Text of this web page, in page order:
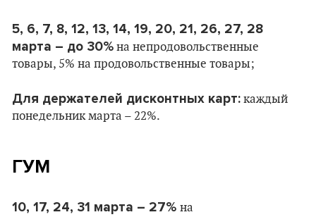
5, 6, 7, 8, 12, 13, 14, 19, 20, 21, 26, 27, 28
марта – до 30% на непродовольственные
товары, 5% на продовольственные товары;
Для держателей дисконтных карт: каждый
понедельник марта – 22%.
ГУМ
10, 17, 24, 31 марта – 27% на